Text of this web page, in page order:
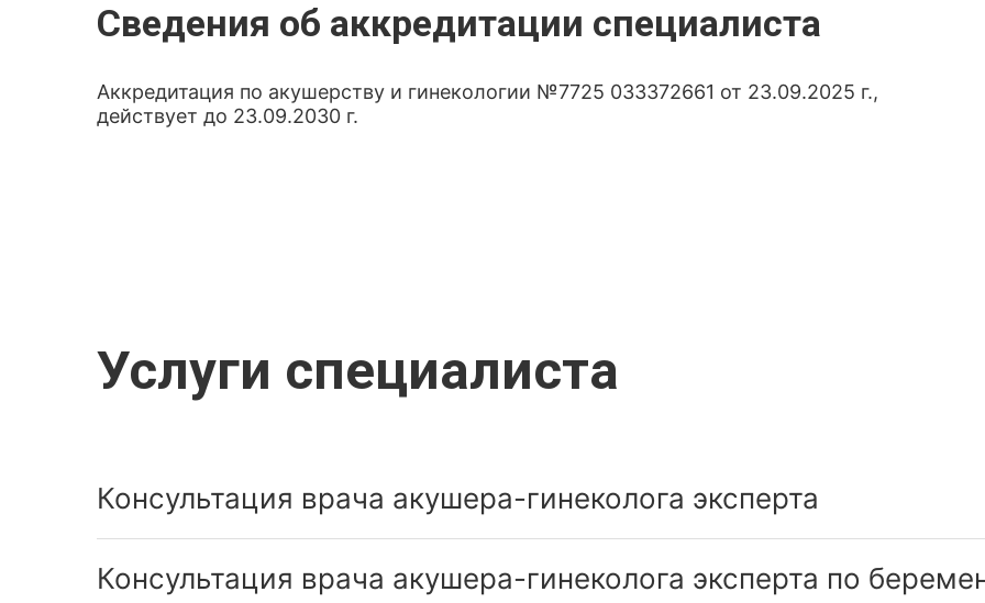
Сведения об аккредитации специалиста
Аккредитация по акушерству и гинекологии №7725 033372661 от 23.09.2025 г.,
действует до 23.09.2030 г.
Услуги специалиста
Консультация врача акушера-гинеколога эксперта
Консультация врача акушера-гинеколога эксперта по